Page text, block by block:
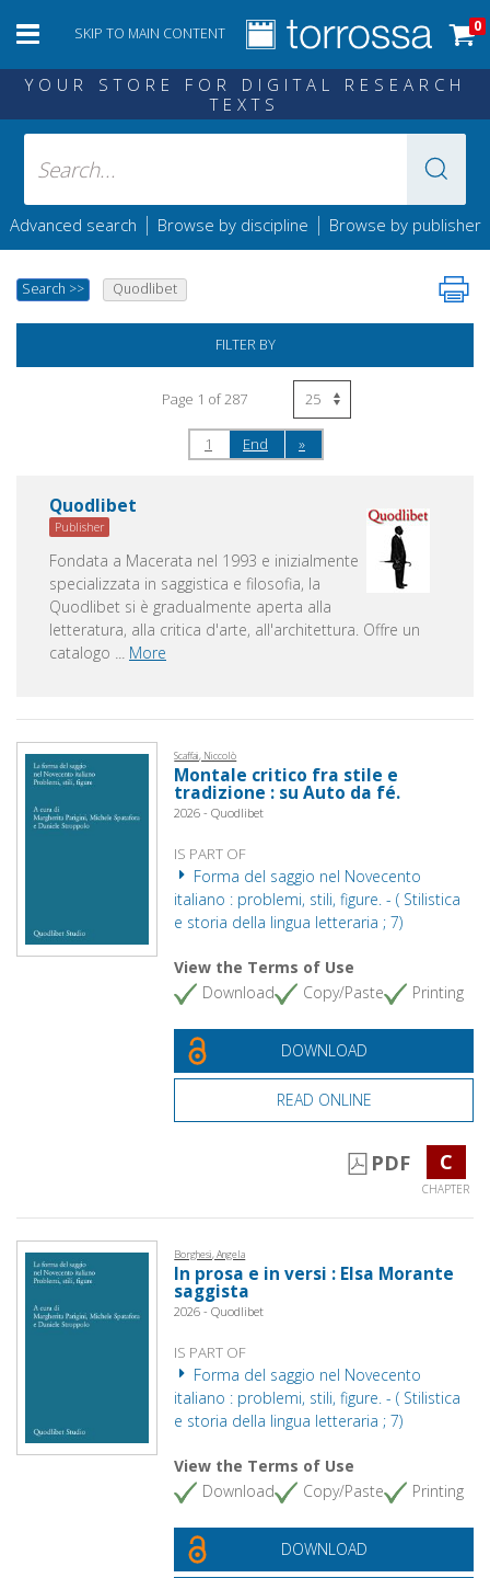
SKIP TO MAIN CONTENT 0
YOUR STORE FOR DIGITAL RESEARCH
TEXTS
Advanced search | Browse by discipline | Browse by publisher
Search >> Quodlibet
FILTER BY
Page 1 of 287
1 End »
Quodlibet
Publisher
Fondata a Macerata nel 1993 e inizialmente
specializzata in saggistica e filosofia, la
Quodlibet si è gradualmente aperta alla
letteratura, alla critica d'arte, all'architettura. Offre un
catalogo
More
Scaffai, Niccolò
Montale critico fra stile e
tradizione : su Auto da fé.
2026 - Quodlibet
IS PART OF
Forma del saggio nel Novecento
italiano : problemi, stili, figure. - ( Stilistica
e storia della lingua letteraria ; 7)
View the Terms of Use
Download
Copy/Paste Printing
DOWNLOAD
READ ONLINE
PDF C
CHAPTER
Borghesi, Angela
In prosa e in versi : Elsa Morante
saggista
2026 - Quodlibet
IS PART OF
Forma del saggio nel Novecento
italiano : problemi, stili, figure. - ( Stilistica
e storia della lingua letteraria ; 7)
View the Terms of Use
Download
Copy/Paste Printing
DOWNLOAD